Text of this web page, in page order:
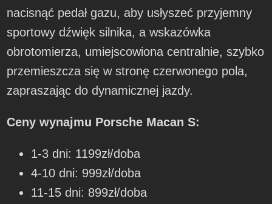
nacisnąć pedał gazu, aby usłyszeć przyjemny
sportowy dźwięk silnika, a wskazówka
obrotomierza, umiejscowiona centralnie, szybko
przemieszcza się w stronę czerwonego pola,
zapraszając do dynamicznej jazdy.
Ceny wynajmu Porsche Macan S:
1-3 dni: 1199zł/doba
4-10 dni: 999zł/doba
11-15 dni: 899zł/doba